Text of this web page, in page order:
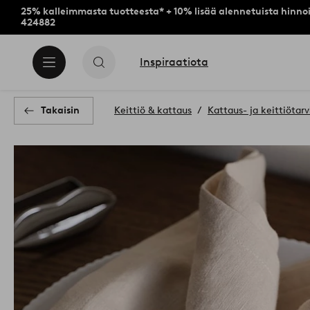
25% kalleimmasta tuotteesta* + 10% lisää alennetuista
424882
Inspiraatiota
Takaisin Keittiö & kattaus Kattaus- ja